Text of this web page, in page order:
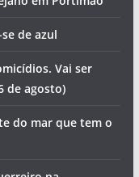
de azul
Vai ser
de agosto)
do mar que tem o